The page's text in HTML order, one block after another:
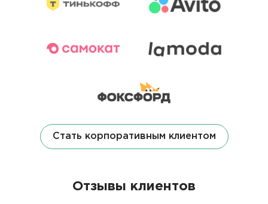
Стать корпоративным клиентом
Отзывы клиентов